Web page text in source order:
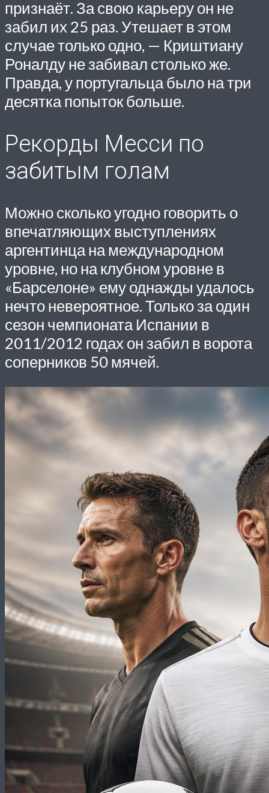
признаёт. За свою карьеру он не
забил их 25 раз. Утешает в этом
случае только одно, — Криштиану
Роналду не забивал столько же.
Правда, у португальца было на три
десятка попыток больше.
Рекорды Месси по
забитым голам
Можно сколько угодно говорить о
впечатляющих выступлениях
аргентинца на международном
уровне, но на клубном уровне в
«Барселоне» ему однажды удалось
нечто невероятное. Только за один
сезон чемпионата Испании в
2011/2012 годах он забил в ворота
соперников 50 мячей.